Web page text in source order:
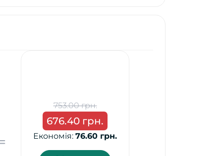
753.00 грн.
676.40 грн.
Економія: 76.60 грн.